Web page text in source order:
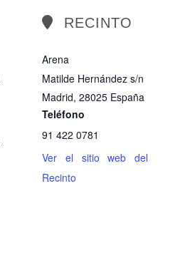
RECINTO
Arena
Matilde Hernández s/n
Madrid, 28025 España
Teléfono
91 422 0781
Ver el sitio web del
Recinto